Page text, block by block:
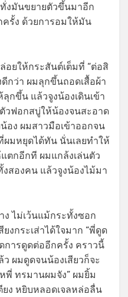
งมันขยายตัวขึ้นมาอีก
รั้ง ด้วยการอมให้มัน
ยให้กระสันต์เต็มที่ “ต่อสิ
ดีกว่า ผมลุกขึ้นถอดเสื้อผ้า
กขึ้น แล้วจูงน้องเดินเข้า
วฟอกสบู่ให้น้องจนสะอาด
อง ผมสาวมือเข้าออกจน
มหยุดได้ทัน นั่นเลยทำให้
ตกอีกที ผมแกล้งเล่นตัว
สองคน แล้วจูงน้องไม้มา
ง ไม่เว้นแม้กระทั้งซอก
งกระเส่าได้ใจมาก “พี่ดูด
การดูดต่ออีกครั้ง คราวนี้
ผมดูดจนน้องเสียวก็จะ
พี่ ทรมานผมจัง” ผมยิ้ม
ยง หยิบหลอดเจลหล่อลื่น